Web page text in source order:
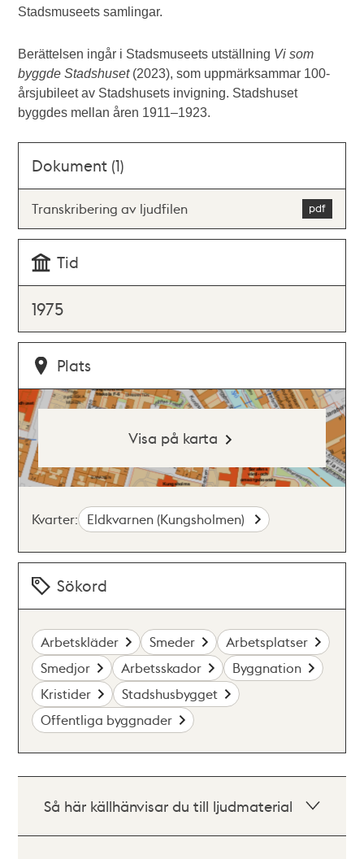
Stadsmuseets samlingar.
Berättelsen ingår i Stadsmuseets utställning Vi som
byggde Stadshuset(2023), som uppmärksammar 100-
årsjubileet av Stadshusets invigning. Stadshuset
byggdes mellan åren 1911–1923.
Dokument (1)
Transkribering av ljudfilen
Tid
1975
Plats
Visa på karta
Kvarter: Eldkvarnen (Kungsholmen)
Sökord
Arbetskläder Smeder
Arbetsplatser
Smedjor
Arbetsskador
Byggnation
Kristider
Stadshusbygget
Offentliga byggnader
Så här källhänvisar du till ljudmaterial